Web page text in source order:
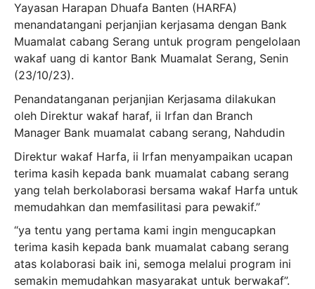
Yayasan Harapan Dhuafa Banten (HARFA)
menandatangani perjanjian kerjasama dengan Bank
Muamalat cabang Serang untuk program pengelolaan
wakaf uang di kantor Bank Muamalat Serang, Senin
(23/10/23).
Penandatanganan perjanjian Kerjasama dilakukan
oleh Direktur wakaf haraf, ii Irfan dan Branch
Manager Bank muamalat cabang serang, Nahdudin
Direktur wakaf Harfa, ii Irfan menyampaikan ucapan
terima kasih kepada bank muamalat cabang serang
yang telah berkolaborasi bersama wakaf Harfa untuk
memudahkan dan memfasilitasi para pewakif.”
“ya tentu yang pertama kami ingin mengucapkan
terima kasih kepada bank muamalat cabang serang
atas kolaborasi baik ini, semoga melalui program ini
semakin memudahkan masyarakat untuk berwakaf”.